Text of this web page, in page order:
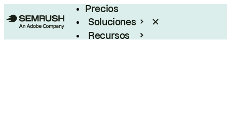
Precios
Soluciones
Recursos